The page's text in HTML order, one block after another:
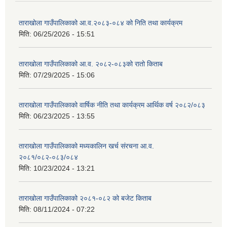
ताराखोला गाउँपालिकाको आ.व.२०८३-०८४ को निति तथा कार्यक्रम
मिति: 06/25/2026 - 15:51
ताराखोला गाउँपालिकाको आ.व. २०८२-०८३को रातो किताब
मिति: 07/29/2025 - 15:06
ताराखोला गाउँपालिकाको वार्षिक नीति तथा कार्यक्रम आर्थिक वर्ष २०८२/०८३
मिति: 06/23/2025 - 13:55
ताराखोला गाउँपालिकाको मध्यकालिन खर्च संरचना आ.व.
२०८१/०८२-०८३/०८४
मिति: 10/23/2024 - 13:21
ताराखोला गाउँपालिकाको २०८१-०८२ को बजेट किताब
मिति: 08/11/2024 - 07:22